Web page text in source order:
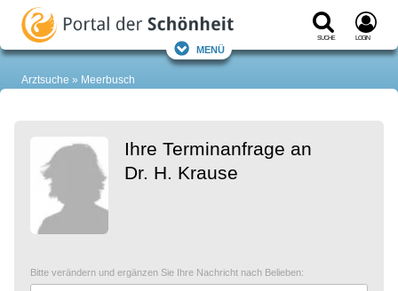
Suche Login
Menü
Arztsuche Meerbusch
Ihre Terminanfrage an
Dr. H. Krause
Bitte verändern und ergänzen Sie Ihre Nachricht nach Belieben: